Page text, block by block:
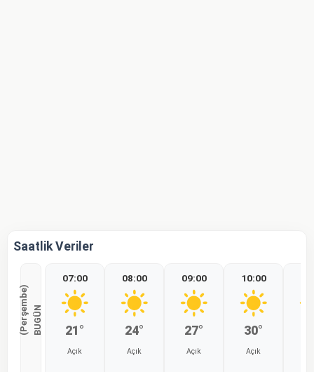
Saatlik Veriler
B
U
G
Ü
N
(
P
e
r
ş
e
m
b
e
)
07:00
21°
Açık
08:00
24°
Açık
09:00
27°
Açık
10:00
30°
Açık